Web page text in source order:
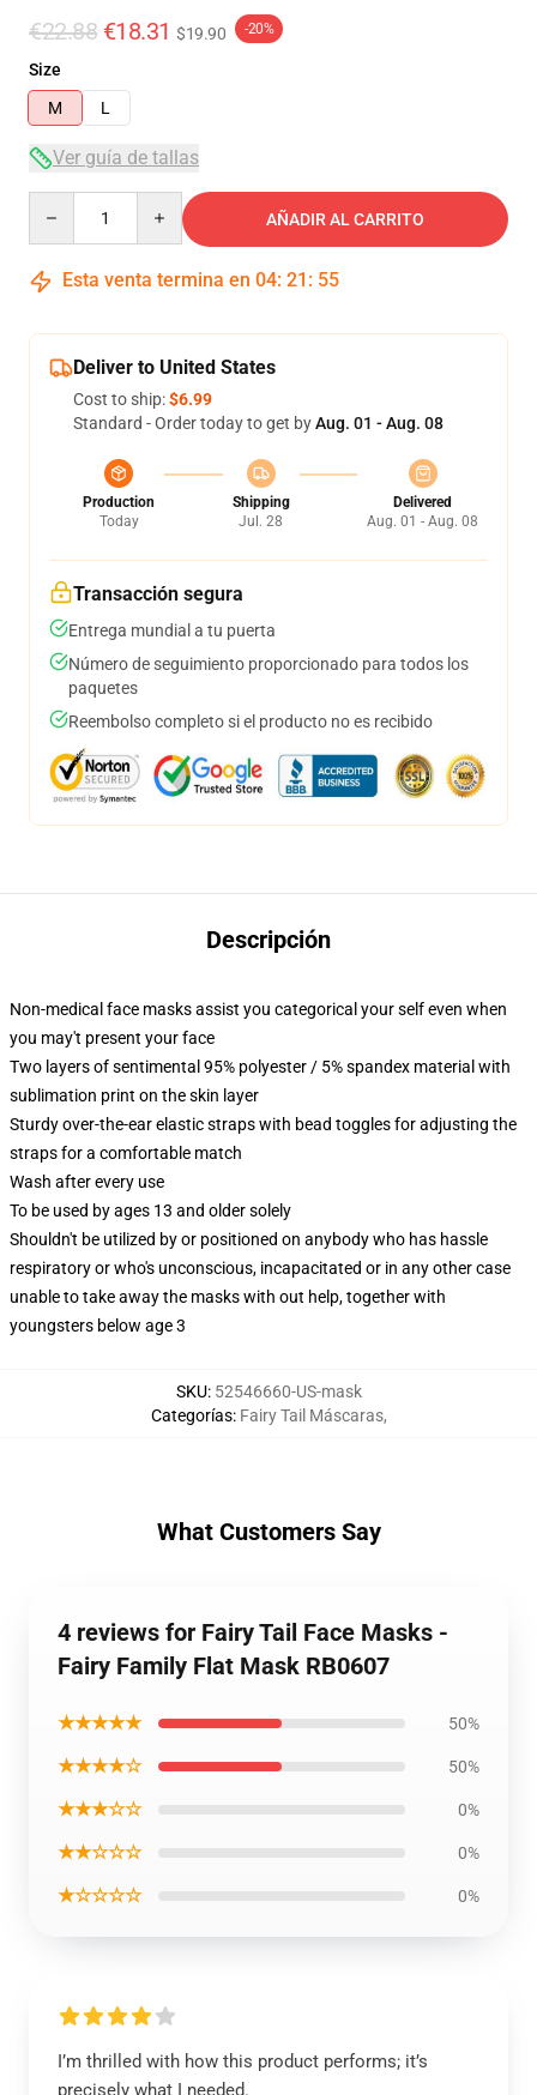
€22.88 €18.31 $19.90 -20%
Size
M
L
Ver guía de tallas
AÑADIR AL CARRITO
Esta venta termina en 04: 21 : 54
Deliver to United States
Cost to ship:$6.99
Standard - Order today to get byAug. 01 - Aug. 08
Production
Today
Shipping
Jul. 28
Delivered
Aug. 01 - Aug. 08
Transacción segura
Entrega mundial a tu puerta
Número de seguimiento proporcionado para todos los
paquetes
Reembolso completo si el producto no es recibido
Descripción
Non-medical face masks assist you categorical your self even when
you may't present your face
Two layers of sentimental 95% polyester / 5% spandex material with
sublimation print on the skin layer
Sturdy over-the-ear elastic straps with bead toggles for adjusting the
straps for a comfortable match
Wash after every use
To be used by ages 13 and older solely
Shouldn't be utilized by or positioned on anybody who has hassle
respiratory or who's unconscious, incapacitated or in any other case
unable to take away the masks with out help, together with
youngsters below age 3
SKU: 52546660-US-mask
Categorías: Fairy Tail Máscaras,
What Customers Say
4 reviews for Fairy Tail Face Masks -
Fairy Family Flat Mask RB0607
★★★★★ 50%
★★★★☆ 50%
★★★☆☆ 0%
★★☆☆☆ 0%
★☆☆☆☆ 0%
I’m thrilled with how this product performs; it’s
precisely what I needed.